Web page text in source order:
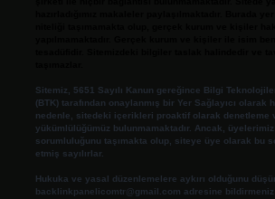
Sitemiz, 5651 Sayılı Kanun gereğince Bilgi
(BTK) tarafından onaylanmış bir Yer Sağlayıcı olarak
nedenle, sitedeki içerikleri proaktif olarak denetleme
yükümlülüğümüz bulunmamaktadır. Ancak,
sorumluluğunu taşımakta olup, siteye üye olarak bu
etmiş sayılırlar.
Hukuka ve yasal düzenlemelere aykırı olduğunu
backlinkpanelicomtr@gmail.com adresine